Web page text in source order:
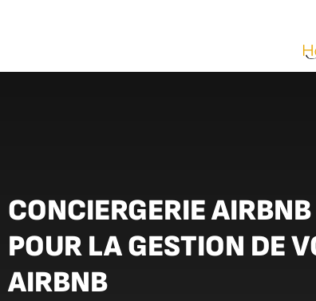
CONCIERGERIE AIRBNB
POUR LA GESTION DE
AIRBNB